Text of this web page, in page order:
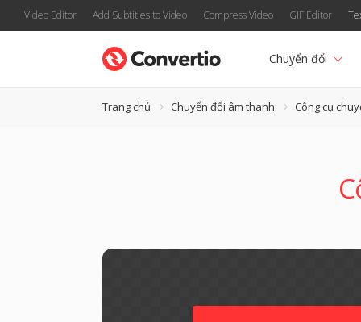
Video Editor Add Subtitles to Video Compress Video GIF Editor
Chuyển đổi
Trang chủ Chuyển đổi âm thanh Công cụ